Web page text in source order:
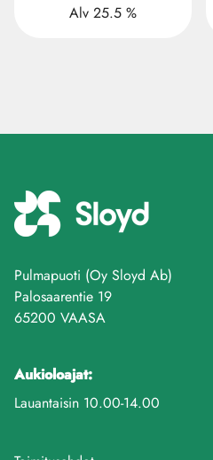
Alv 25.5 %
Pulmapuoti (Oy Sloyd Ab)
Palosaarentie 19
65200 VAASA
Aukioloajat:
Lauantaisin 10.00-14.00